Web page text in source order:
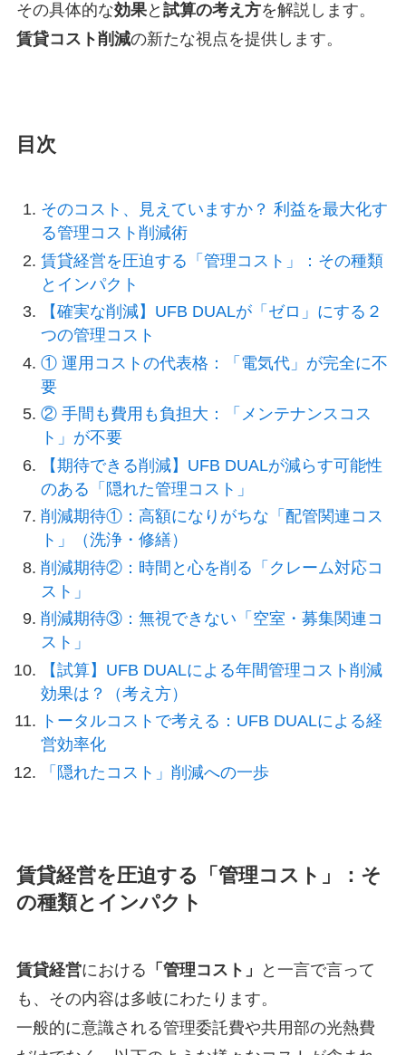
その具体的な効果と 試算の考え方を解説します。
賃貸コスト削減の新たな視点を提供します。
目次
そのコスト、見えていますか？ 利益を最大化す
る管理コスト削減術
賃貸経営を圧迫する「管理コスト」：その種類
とインパクト
【確実な削減】UFB DUALが「ゼロ」にする２
つの管理コスト
① 運用コストの代表格：「電気代」が完全に不
要
② 手間も費用も負担大：「メンテナンスコス
ト」が不要
【期待できる削減】UFB DUALが減らす可能性
のある「隠れた管理コスト」
削減期待①：高額になりがちな「配管関連コス
ト」（洗浄・修繕）
削減期待②：時間と心を削る「クレーム対応コ
スト」
削減期待③：無視できない「空室・募集関連コ
スト」
【試算】UFB DUALによる年間管理コスト削減
効果は？（考え方）
トータルコストで考える：UFB DUALによる経
営効率化
「隠れたコスト」削減への一歩
賃貸経営を圧迫する「管理コスト」：そ
の種類とインパクト
賃貸経営における 「管理コスト」
と一言で言って
も、その内容は多岐にわたります。
一般的に意識される管理委託費や共用部の光熱費